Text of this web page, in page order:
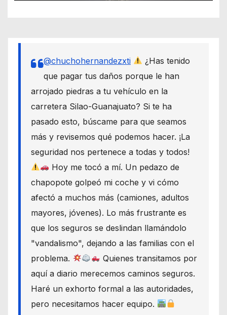
@chuchohernandezxti
¿Has tenido
que pagar tus daños porque le han
arrojado piedras a tu vehículo en la
carretera Silao-Guanajuato? Si te ha
pasado esto, búscame para que seamos
más y revisemos qué podemos hacer. ¡La
seguridad nos pertenece a todas y todos!
Hoy me tocó a mí. Un pedazo de
chapopote golpeó mi coche y vi cómo
afectó a muchos más (camiones, adultos
mayores, jóvenes). Lo más frustrante es
que los seguros se deslindan llamándolo
"vandalismo", dejando a las familias con el
problema.
Quienes transitamos por
aquí a diario merecemos caminos seguros.
Haré un exhorto formal a las autoridades,
pero necesitamos hacer equipo.